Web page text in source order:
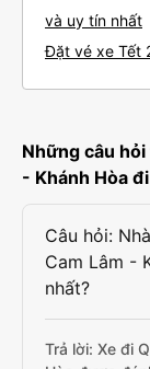
và uy tín nhất
Đặt vé xe Tết
Những câu
- Khánh Hòa
Câu hỏi:
Cam Lâm -
nhất?
Trả lời: Xe đi